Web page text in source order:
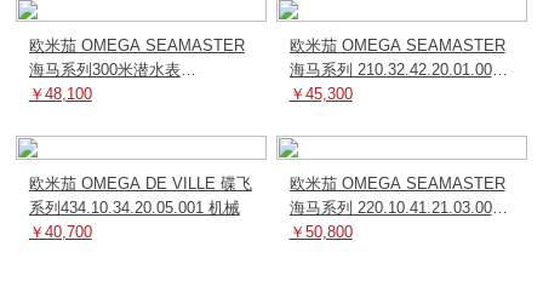
欧米茄 OMEGA SEAMASTER
海马系列300米潜水表
210.30.42.20.01.001 机械
￥48,100
欧米茄 OMEGA SEAMASTER
海马系列 210.32.42.20.01.001
机械
￥45,300
欧米茄 OMEGA DE VILLE 碟飞
系列434.10.34.20.05.001 机械
￥40,700
欧米茄 OMEGA SEAMASTER
海马系列 220.10.41.21.03.004
机械
￥50,800